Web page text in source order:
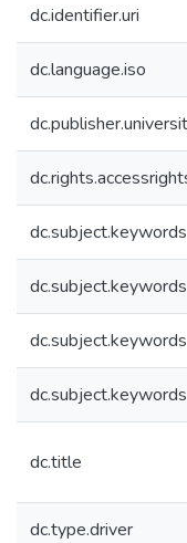
dc.identifier.uri
dc.language.iso
dc.subject.keywords
dc.subject.keywords
dc.subject.keywords
dc.subject.keywords
dc.title
dc.type.driver